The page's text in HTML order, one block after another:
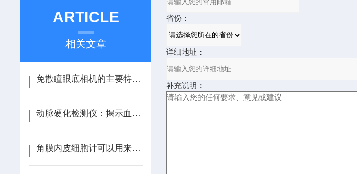
ARTICLE
相关文章
免散瞳眼底相机的主要特点包括以下几个方面
动脉硬化检测仪：揭示血管健康的守护者
角膜内皮细胞计可以用来分析哪些指标参数呢？
省份：
详细地址：
补充说明：